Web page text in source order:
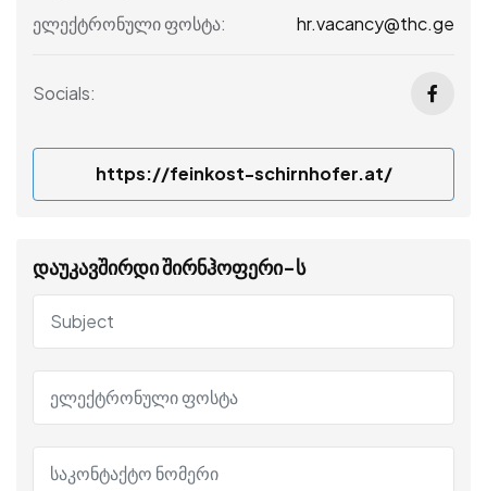
ელექტრონული ფოსტა: hr.vacancy@thc.ge
Socials:
https://feinkost-schirnhofer.at/
დაუკავშირდი შირნჰოფერი-ს